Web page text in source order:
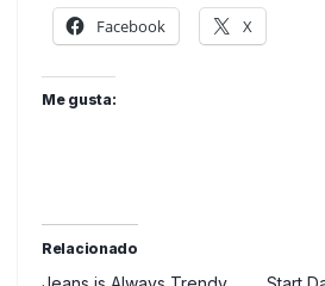
Facebook X
Me gusta:
Relacionado